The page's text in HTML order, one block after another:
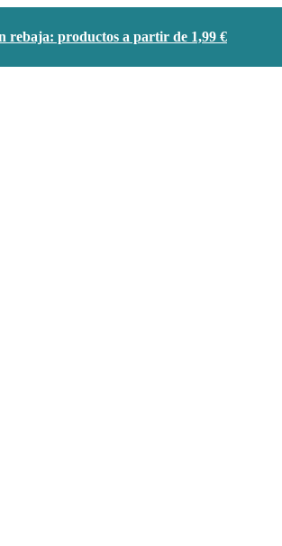
rebaja: productos a partir de 1,99 €